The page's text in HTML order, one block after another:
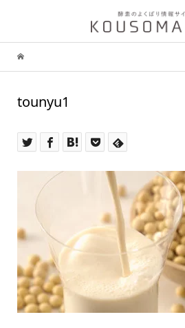
tounyu1